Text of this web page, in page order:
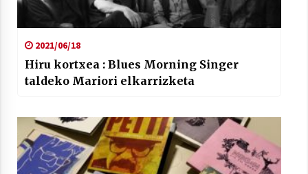
2021/06/18
Hiru kortxea : Blues Morning Singer
taldeko Mariori elkarrizketa